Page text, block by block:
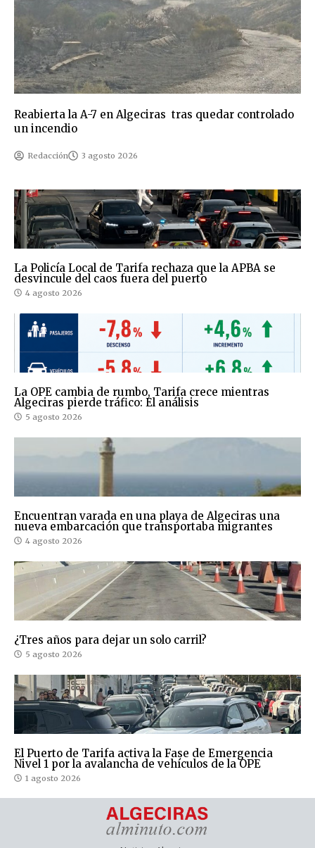
Reabierta la A-7 en Algeciras tras quedar controlado
un incendio
Redacción 3 agosto 2026
La Policía Local de Tarifa rechaza que la APBA se
desvincule del caos fuera del puerto
4 agosto 2026
La OPE cambia de rumbo, Tarifa crece mientras
Algeciras pierde tráfico: El análisis
5 agosto 2026
Encuentran varada en una playa de Algeciras una
nueva embarcación que transportaba migrantes
4 agosto 2026
¿Tres años para dejar un solo carril?
5 agosto 2026
El Puerto de Tarifa activa la Fase de Emergencia
Nivel 1 por la avalancha de vehículos de la OPE
1 agosto 2026